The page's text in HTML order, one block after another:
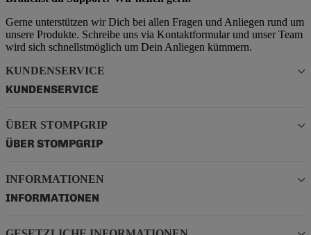
Gerne unterstützen wir Dich bei allen Fragen und Anliegen rund um
unsere Produkte. Schreibe uns via Kontaktformular und unser Team
wird sich schnellstmöglich um Dein Anliegen kümmern.
KUNDENSERVICE
KUNDENSERVICE
ÜBER STOMPGRIP
ÜBER STOMPGRIP
INFORMATIONEN
INFORMATIONEN